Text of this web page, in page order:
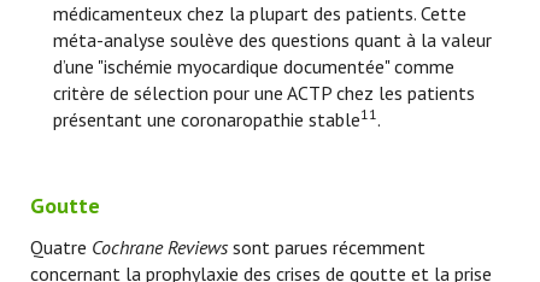
médicamenteux chez la plupart des patients. Cette
méta-analyse soulève des questions quant à la valeur
d’une "ischémie myocardique documentée" comme
critère de sélection pour une ACTP chez les patients
présentant une coronaropathie stable11.
Goutte
Quatre Cochrane Reviews sont parues récemment
concernant la prophylaxie des crises de goutte et la prise